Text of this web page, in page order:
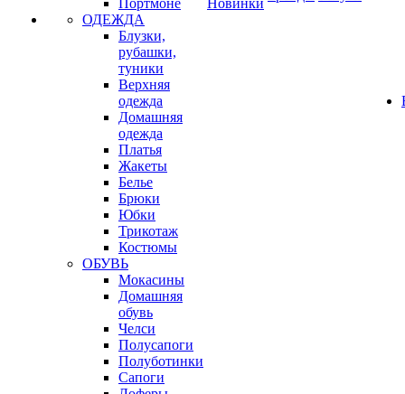
Портмоне
ОДЕЖДА
Блузки,
рубашки,
туники
Верхняя
одежда
Домашняя
одежда
Платья
Жакеты
Белье
Брюки
Юбки
Трикотаж
Костюмы
ОБУВЬ
Мокасины
Домашняя
обувь
Челси
Полусапоги
Полуботинки
Сапоги
Новинки